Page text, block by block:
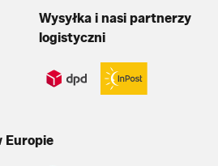
Wysyłka i nasi partnerzy
logistyczni
Europie